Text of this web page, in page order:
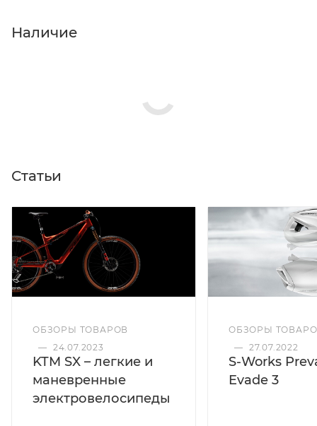
Нажмите кнопку «Оформить заказ».
Наличие
Статьи
ОБЗОРЫ ТОВАРОВ
— 24.07.2023
KTM SX – легкие и
маневренные
электровелосипеды
ОБЗОРЫ
— 27.07.2022
S-Works
Evade 3